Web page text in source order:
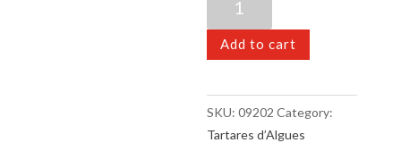
ALGUES
DOUCEUR
-
quantity
Add to cart
SKU: 09202 Category:
Tartares d’Algues